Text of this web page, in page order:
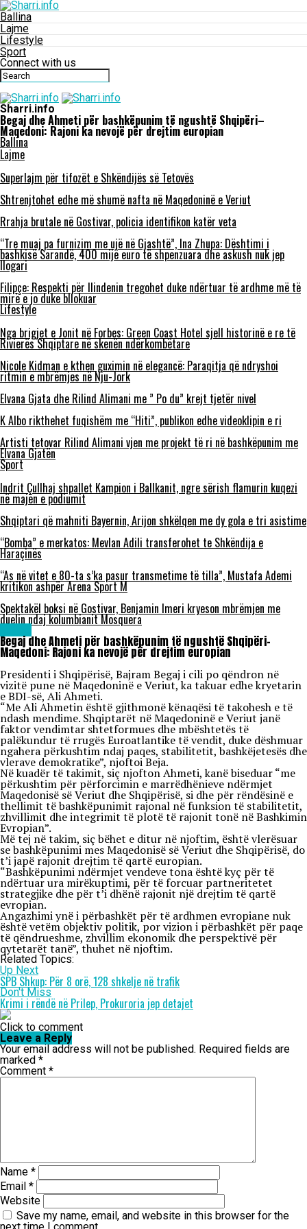
Ballina
Lajme
Lifestyle
Sport
Connect with us
Sharri.info
Begaj dhe Ahmeti për bashkëpunim të ngushtë Shqipëri–
Maqedoni: Rajoni ka nevojë për drejtim europian
Ballina
Lajme
Superlajm për tifozët e Shkëndijës së Tetovës
Shtrenjtohet edhe më shumë nafta në Maqedoninë e Veriut
Rrahja brutale në Gostivar, policia identifikon katër veta
“Tre muaj pa furnizim me ujë në Gjashtë”, Ina Zhupa: Dështimi i
bashkisë Sarandë, 400 mijë euro të shpenzuara dhe askush nuk jep
llogari
Filipçe: Respekti për Ilindenin tregohet duke ndërtuar të ardhme më të
mirë e jo duke bllokuar
Lifestyle
Nga brigjet e Jonit në Forbes: Green Coast Hotel sjell historinë e re të
Rivierës Shqiptare në skenën ndërkombëtare
Nicole Kidman e kthen guximin në elegancë: Paraqitja që ndryshoi
ritmin e mbrëmjes në Nju-Jork
Elvana Gjata dhe Rilind Alimani me ” Po du” krejt tjetër nivel
K Albo rikthehet fuqishëm me “Hiti”, publikon edhe videoklipin e ri
Artisti tetovar Rilind Alimani vjen me projekt të ri në bashkëpunim me
Elvana Gjatën
Sport
Indrit Çullhaj shpallet Kampion i Ballkanit, ngre sërish flamurin kuqezi
në majën e podiumit
Shqiptari që mahniti Bayernin, Arijon shkëlqen me dy gola e tri asistime
“Bomba” e merkatos: Mevlan Adili transferohet te Shkëndija e
Haraçinës
“As në vitet e 80-ta s’ka pasur transmetime të tilla”, Mustafa Ademi
kritikon ashpër Arena Sport M
Spektakël boksi në Gostivar, Benjamin Imeri kryeson mbrëmjen me
duelin ndaj kolumbianit Mosquera
Begaj dhe Ahmeti për bashkëpunim të ngushtë Shqipëri–
Maqedoni: Rajoni ka nevojë për drejtim europian
Presidenti i Shqipërisë, Bajram Begaj i cili po qëndron në
vizitë pune në Maqedoninë e Veriut, ka takuar edhe kryetarin
e BDI-së, Ali Ahmeti.
“Me Ali Ahmetin është gjithmonë kënaqësi të takohesh e të
ndash mendime. Shqiptarët në Maqedoninë e Veriut janë
faktor vendimtar shtetformues dhe mbështetës të
palëkundur të rrugës Euroatlantike të vendit, duke dëshmuar
ngahera përkushtim ndaj paqes, stabilitetit, bashkëjetesës dhe
vlerave demokratike”, njoftoi Beja.
Në kuadër të takimit, siç njofton Ahmeti, kanë biseduar “me
përkushtim për përforcimin e marrëdhënieve ndërmjet
Maqedonisë së Veriut dhe Shqipërisë, si dhe për rëndësinë e
thellimit të bashkëpunimit rajonal në funksion të stabilitetit,
zhvillimit dhe integrimit të plotë të rajonit tonë në Bashkimin
Evropian”.
Më tej në takim, siç bëhet e ditur në njoftim, është vlerësuar
se bashkëpunimi mes Maqedonisë së Veriut dhe Shqipërisë, do
t’i japë rajonit drejtim të qartë europian.
“Bashkëpunimi ndërmjet vendeve tona është kyç për të
ndërtuar ura mirëkuptimi, për të forcuar partneritetet
strategjike dhe për t’i dhënë rajonit një drejtim të qartë
evropian.
Angazhimi ynë i përbashkët për të ardhmen evropiane nuk
është vetëm objektiv politik, por vizion i përbashkët për paqe
të qëndrueshme, zhvillim ekonomik dhe perspektivë për
qytetarët tanë”, thuhet në njoftim.
Related Topics:
Up Next
SPB Shkup: Për 8 orë, 128 shkelje në trafik
Don't Miss
Krimi i rëndë në Prilep, Prokuroria jep detajet
Click to comment
Leave a Reply
Your email address will not be published. Required fields are
marked *
Comment *
Name *
Email *
Website
Save my name, email, and website in this browser for the